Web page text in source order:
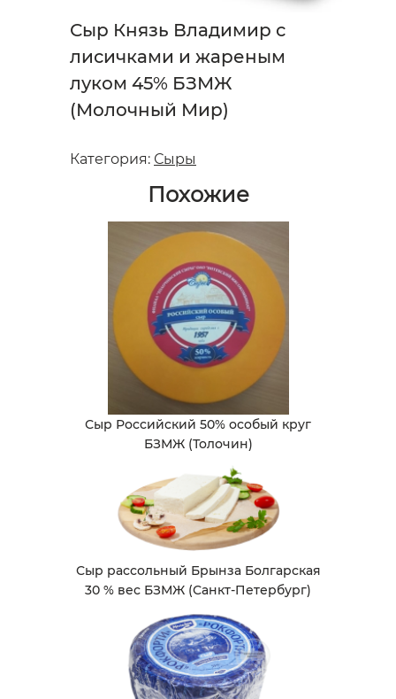
Сыр Князь Владимир с
лисичками и жареным
луком 45% БЗМЖ
(Молочный Мир)
Категория: Сыры
Похожие
Сыр Российский 50% особый круг
БЗМЖ (Толочин)
Сыр рассольный Брынза Болгарская
30 % вес БЗМЖ (Санкт-Петербург)